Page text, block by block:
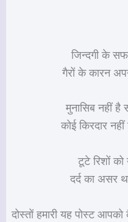
जिन्दगी के
गैरों के कारन
मुनासिब नहीं है
कोई किरदार
टूटे रिशों
दर्द का असर
दोस्तों हमारी यह पोस्ट